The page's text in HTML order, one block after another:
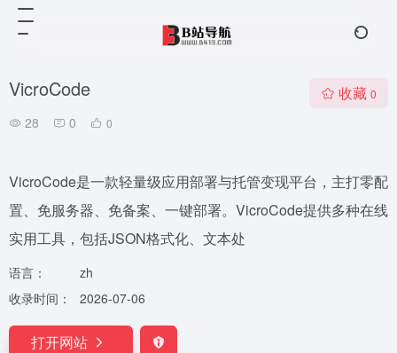
VicroCode
28 0 0
收藏 0
VicroCode是一款轻量级应用部署与托管变现平台，主打零配
置、免服务器、免备案、一键部署。VicroCode提供多种在线
实用工具，包括JSON格式化、文本处
语言：
zh
收录时间：
2026-07-06
打开网站